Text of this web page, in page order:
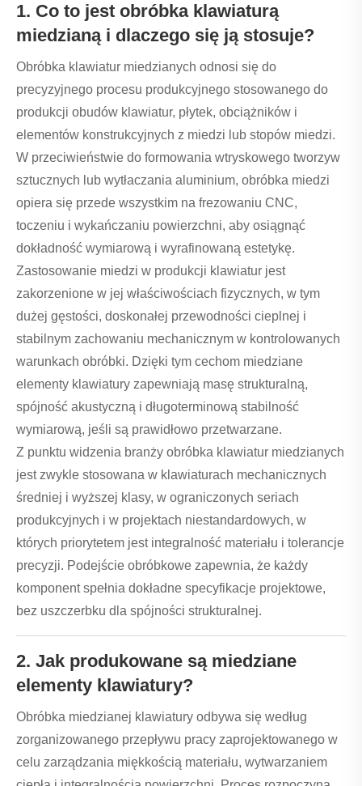
1. Co to jest obróbka klawiaturą
miedzianą i dlaczego się ją stosuje?
Obróbka klawiatur miedzianych odnosi się do
precyzyjnego procesu produkcyjnego stosowanego do
produkcji obudów klawiatur, płytek, obciążników i
elementów konstrukcyjnych z miedzi lub stopów miedzi.
W przeciwieństwie do formowania wtryskowego tworzyw
sztucznych lub wytłaczania aluminium, obróbka miedzi
opiera się przede wszystkim na frezowaniu CNC,
toczeniu i wykańczaniu powierzchni, aby osiągnąć
dokładność wymiarową i wyrafinowaną estetykę.
Zastosowanie miedzi w produkcji klawiatur jest
zakorzenione w jej właściwościach fizycznych, w tym
dużej gęstości, doskonałej przewodności cieplnej i
stabilnym zachowaniu mechanicznym w kontrolowanych
warunkach obróbki. Dzięki tym cechom miedziane
elementy klawiatury zapewniają masę strukturalną,
spójność akustyczną i długoterminową stabilność
wymiarową, jeśli są prawidłowo przetwarzane.
Z punktu widzenia branży obróbka klawiatur miedzianych
jest zwykle stosowana w klawiaturach mechanicznych
średniej i wyższej klasy, w ograniczonych seriach
produkcyjnych i w projektach niestandardowych, w
których priorytetem jest integralność materiału i tolerancje
precyzji. Podejście obróbkowe zapewnia, że ​​każdy
komponent spełnia dokładne specyfikacje projektowe,
bez uszczerbku dla spójności strukturalnej.
2. Jak produkowane są miedziane
elementy klawiatury?
Obróbka miedzianej klawiatury odbywa się według
zorganizowanego przepływu pracy zaprojektowanego w
celu zarządzania miękkością materiału, wytwarzaniem